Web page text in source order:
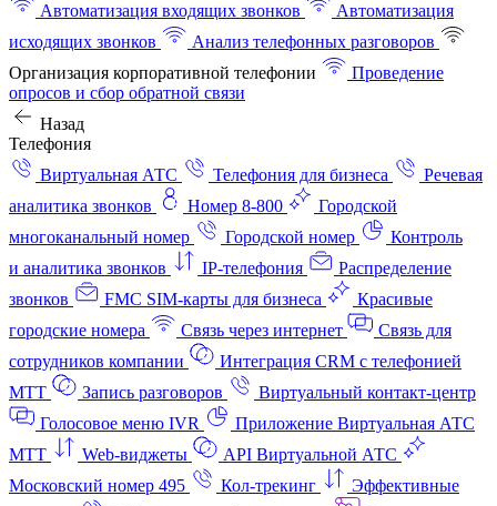
Автоматизация входящих звонков
Автоматизация
исходящих звонков
Анализ телефонных разговоров
Организация корпоративной телефонии
Проведение
опросов и сбор обратной связи
Назад
Телефония
Виртуальная АТС
Телефония для бизнеса
Речевая
аналитика звонков
Номер 8-800
Городской
многоканальный номер
Городской номер
Контроль
и аналитика звонков
IP-телефония
Распределение
звонков
FMC SIM-карты для бизнеса
Красивые
городские номера
Связь через интернет
Связь для
сотрудников компании
Интеграция CRM с телефонией
МТТ
Запись разговоров
Виртуальный контакт‑центр
Голосовое меню IVR
Приложение Виртуальная АТС
МТТ
Web-виджеты
API Виртуальной АТС
Московский номер 495
Кол-трекинг
Эффективные